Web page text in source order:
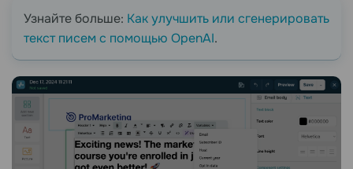
Узнайте больше: Как улучшить или сгенерировать
текст писем с помощью OpenAI.